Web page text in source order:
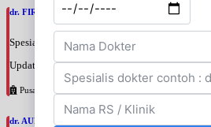
dr. FIRTANTYO ADI SYAHPUTRA, SpU
Spesialis: Bedah Urologi
Update terakhir: 2026-08-06 18:29:29
Pusat Pertamina
dr. AURIZAN DARYAN KARIM, SpB